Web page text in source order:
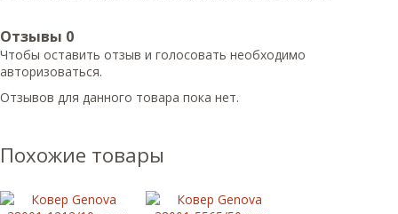
Отзывы 0
Чтобы оcтавить отзыв и голосовать необходимо
авторизоваться.
Отзывов для данного товара пока нет.
Похожие товары